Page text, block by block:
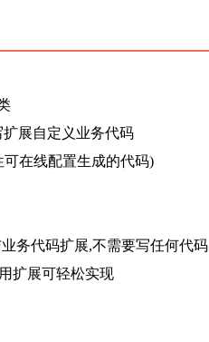
展自定义业务代码
在线配置生成的代码)
务代码扩展,不需要写任何代码
扩展可轻松实现